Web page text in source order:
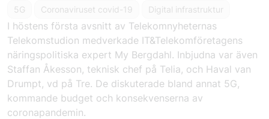
5G Coronaviruset covid-19 Digital infrastruktur
I höstens första avsnitt av Telekomnyheternas
Telekomstudion medverkade IT&Telekomföretagens
näringspolitiska expert My Bergdahl. Inbjudna var även
Staffan Åkesson, teknisk chef på Telia, och Haval van
Drumpt, vd på Tre. De diskuterade bland annat 5G,
kommande budget och konsekvenserna av
coronapandemin.